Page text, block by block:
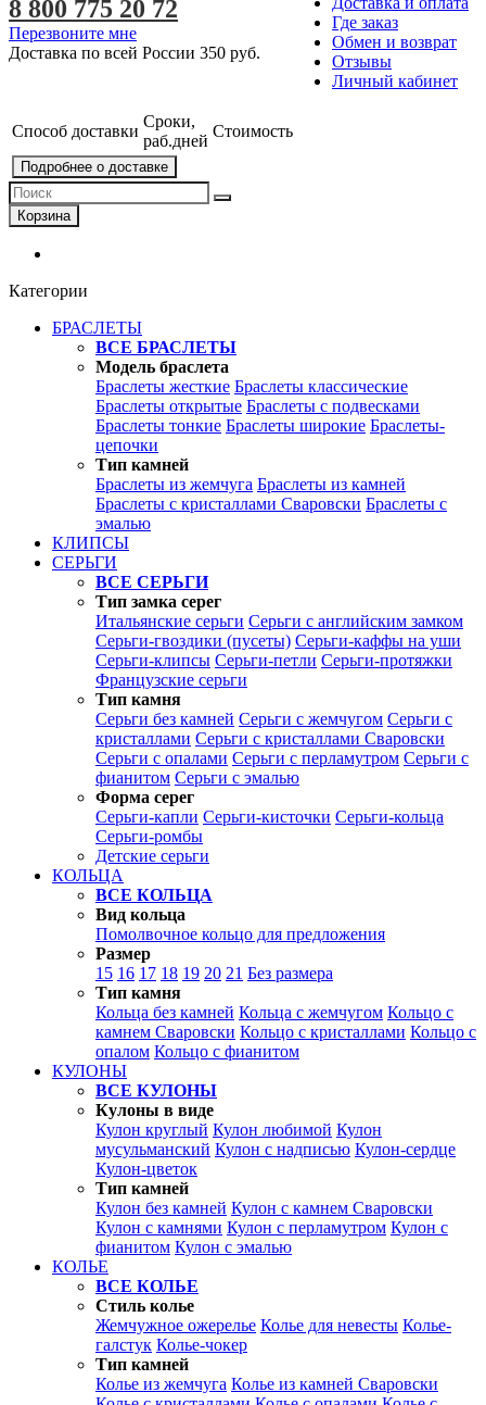
Где заказ
Обмен и возврат
Отзывы
Личный кабинет
8 800 775 20 72
Перезвоните мне
Доставка по всей России 350 руб.
Способ доставки
Сроки,
раб.дней
Стоимость
Подробнее о доставке
Корзина
Категории
БРАСЛЕТЫ
ВСЕ БРАСЛЕТЫ
Модель браслета
Браслеты жесткие Браслеты классические
Браслеты открытые Браслеты с подвесками
Браслеты тонкие Браслеты широкие Браслеты-
цепочки
Тип камней
Браслеты из жемчуга Браслеты из камней
Браслеты с кристаллами Сваровски Браслеты с
эмалью
КЛИПСЫ
СЕРЬГИ
ВСЕ СЕРЬГИ
Тип замка серег
Итальянские серьги Серьги с английским замком
Серьги-гвоздики (пусеты) Серьги-каффы на уши
Серьги-клипсы Серьги-петли Серьги-протяжки
Французские серьги
Тип камня
Серьги без камней Серьги с жемчугом Серьги с
кристаллами Серьги с кристаллами Сваровски
Серьги с опалами Серьги с перламутром Серьги с
фианитом Серьги с эмалью
Форма серег
Серьги-капли Серьги-кисточки Серьги-кольца
Серьги-ромбы
Детские серьги
КОЛЬЦА
ВСЕ КОЛЬЦА
Вид кольца
Помолвочное кольцо для предложения
Размер
15 16 17 18 19 20 21 Без размера
Тип камня
Кольца без камней Кольца с жемчугом Кольцо с
камнем Сваровски Кольцо с кристаллами Кольцо с
опалом Кольцо с фианитом
КУЛОНЫ
ВСЕ КУЛОНЫ
Кулоны в виде
Кулон круглый Кулон любимой Кулон
мусульманский Кулон с надписью Кулон-сердце
Кулон-цветок
Тип камней
Кулон без камней Кулон с камнем Сваровски
Кулон с камнями Кулон с перламутром Кулон с
фианитом Кулон с эмалью
КОЛЬЕ
ВСЕ КОЛЬЕ
Стиль колье
Жемчужное ожерелье Колье для невесты Колье-
галстук Колье-чокер
Тип камней
Колье из жемчуга Колье из камней Сваровски